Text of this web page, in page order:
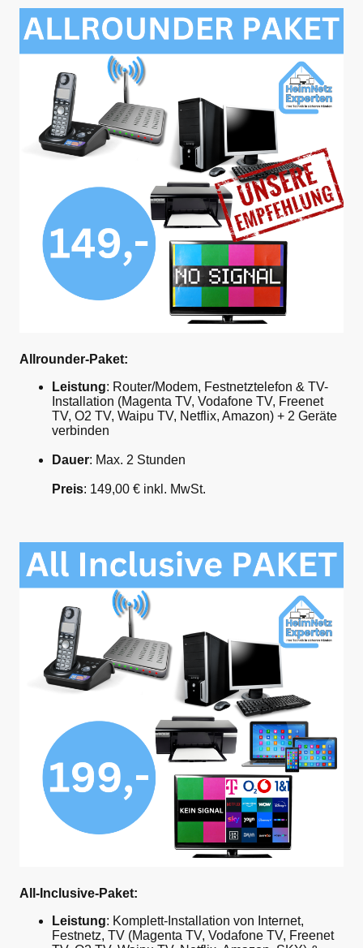
Allrounder-Paket:
Leistung: Router/Modem, Festnetztelefon & TV-
Installation (Magenta TV, Vodafone TV, Freenet
TV, O2 TV, Waipu TV, Netflix, Amazon) + 2 Geräte
verbinden
Dauer: Max. 2 Stunden
Preis: 149,00 € inkl. MwSt.
All-Inclusive-Paket:
Leistung: Komplett-Installation von Internet,
Festnetz, TV (Magenta TV, Vodafone TV, Freenet